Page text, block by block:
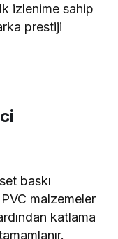
izlenime sahip
prestiji
baskı
malzemeler
katlama